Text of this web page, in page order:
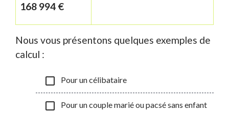
168 994 €
Nous vous présentons quelques exemples de
calcul :
check_box_outline_blank Pour un célibataire
check_box_outline_blank Pour un couple marié ou pacsé sans enfant